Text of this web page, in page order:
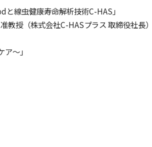
線虫健康寿命解析技術C-HAS」
授（株式会社C-HASプラス 取締役社長）
～」